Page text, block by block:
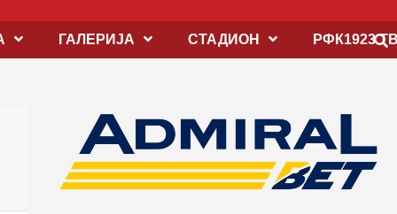
ГАЛЕРИЈА СТАДИОН РФК1923